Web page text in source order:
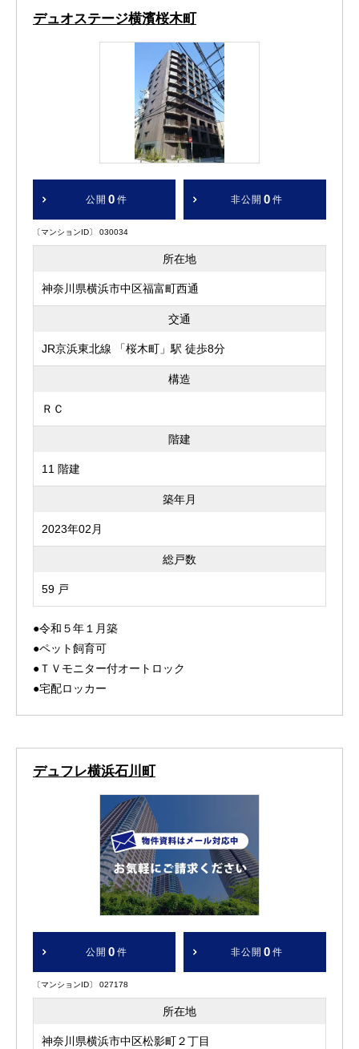
デュオステージ横濱桜木町
公開 0 件 非公開 0 件
〔マンションID〕 030034
所在地
神奈川県横浜市中区福富町西通
交通
JR京浜東北線 「桜木町」駅 徒歩8分
構造
ＲＣ
階建
11 階建
築年月
2023年02月
総戸数
59 戸
●令和５年１月築
●ペット飼育可
●ＴＶモニター付オートロック
●宅配ロッカー
デュフレ横浜石川町
公開 0 件 非公開 0 件
〔マンションID〕 027178
所在地
神奈川県横浜市中区松影町２丁目